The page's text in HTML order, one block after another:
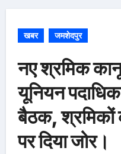
खबर जमशेदपुर
नए श्रमिक
यूनियन
बैठक, श्रमिकों
पर दिया जोर।